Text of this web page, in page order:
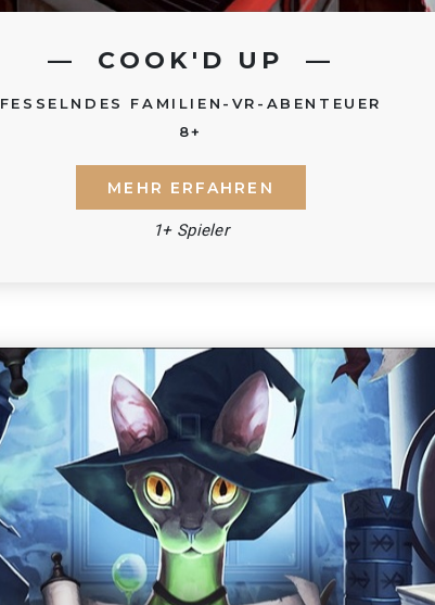
COOK'D UP
FESSELNDES FAMILIEN-VR-ABENTEUER
8+
MEHR ERFAHREN
1+ Spieler